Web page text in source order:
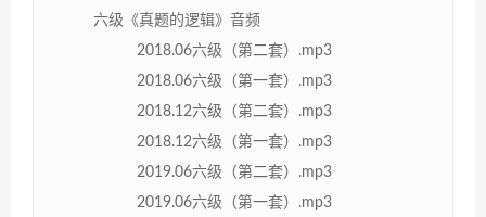
六级《真题的逻辑》音频
2018.06六级（第二套）.mp3
2018.06六级（第一套）.mp3
2018.12六级（第二套）.mp3
2018.12六级（第一套）.mp3
2019.06六级（第二套）.mp3
2019.06六级（第一套）.mp3